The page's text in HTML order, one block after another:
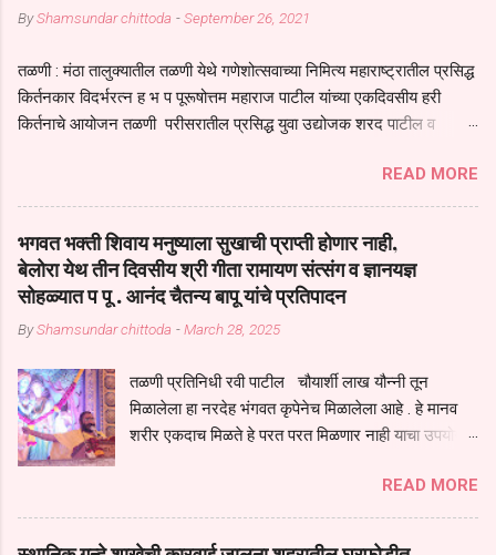
ByShamsundar chittoda -September 26, 2021
तळणी : मंठा तालुक्यातील तळणी येथे गणेशोत्सवाच्या निमित्य महाराष्ट्रातील प्रसिद्ध
किर्तनकार विदर्भरत्न ह भ प पूरूषोत्तम महाराज पाटील यांच्या एकदिवसीय हरी
किर्तनाचे आयोजन तळणी परीसरातील प्रसिद्ध युवा उद्योजक शरद पाटील व
तुकाराम महाराज यांच्या *आपुला तो एक देव करुनी घ्यावा* *तेणे विन जिवा सुख
नोहे* *येरती माईक दुःखाची जनीती* *नाही आदी अंती अवसान* या अभंगावर
सुंदर निरूपण केले सध्य स्थितीचा काळ हा मानव जातीच्या परीक्षेचा काळ आहे
धर्ममंडपात बसलेली लोक ही खरच भाग्यवान आहेत कोरोना सारख्या महामारीत आपंण
जिवंत आहोत या महामारीतून जर आपल्याला वाचायचे असेल तर धार्मीक विचाराचा
आधार आपल्याला घ्यावाच लागेल महामारीच्या काळात वारकरी सप्रदायच खूप मोठा
आधार आहे सध्य स्थितीत मानव जातीची मानसीक अवस्था सक्षम असणे गरजेचे आहे
सगळ्याना करून दीली आहे मनुष्याच्या आयुष्यातील नामसाधना ही त्याच्यासाठी खूप
मोठा आधार असते परतू आज काल तीच साधना करण्याचा आळस आ...
READ MORE
भगवत भक्ती शिवाय मनुष्याला सुखाची प्राप्ती होणार नाही,
बेलोरा येथ तीन दिवसीय श्री गीता रामायण संत्संग व ज्ञानयज्ञ
सोहळ्यात प पू . आनंद चैतन्य बापू यांचे प्रतिपादन
ByShamsundar chittoda -March 28, 2025
तळणी प्रतिनिधी रवी पाटील चौयार्शी लाख यौन्नी तून
मिळालेला हा नरदेह भंगवत कृपेनेच मिळालेला आहे . हे मानव
शरीर एकदाच मिळते हे परत परत मिळणार नाही याचा उपयोग
संचय सारखे असतील तेव्हाच मनुष्य जन्म मिळतो . . परतू
पुण्याचा संचय जर जास्त असेल तर तुम्हाला स्वर्गातील देवत्व
प्राप्त झाल्याशिवाय राहणार नाही . मानव शरीर हे हिर्यापेक्षा
READ MORE